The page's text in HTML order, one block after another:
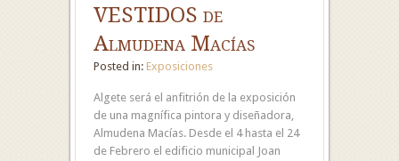
VESTIDOS de
Almudena Macías
Posted in: Exposiciones
Algete será el anfitrión de la exposición
de una magnífica pintora y diseñadora,
Almudena Macías. Desde el 4 hasta el 24
de Febrero el edificio municipal Joan